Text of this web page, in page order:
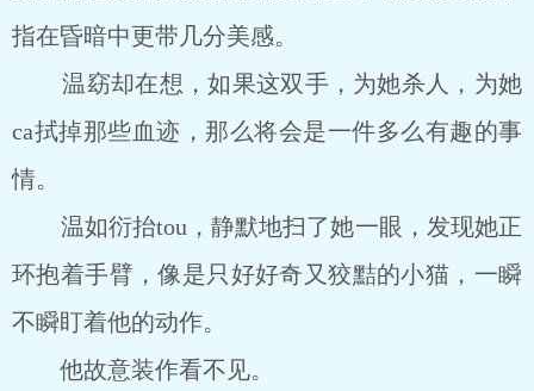
指在昏暗中更带几分美感。
温窈却在想，如果这双手，为她杀人，为她
ca拭掉那些血迹，那么将会是一件多么有趣的事
情。
温如衍抬tou，静默地扫了她一眼，发现她正
环抱着手臂，像是只好好奇又狡黠的小猫，一瞬
不瞬盯着他的动作。
他故意装作看不见。